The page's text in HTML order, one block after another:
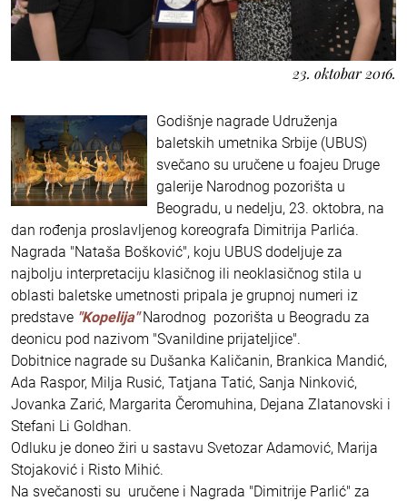
23. oktobar 2016.
Godišnje nagrade Udruženja
baletskih umetnika Srbije (UBUS)
svečano su uručene u foajeu Druge
galerije Narodnog pozorišta u
Beogradu, u nedelju, 23. oktobra, na
dan rođenja proslavljenog koreografa Dimitrija Parlića.
Nagrada "Nataša Bošković", koju UBUS dodeljuje za
najbolju interpretaciju klasičnog ili neoklasičnog stila u
oblasti baletske umetnosti pripala je grupnoj numeri iz
predstave "Kopelija"Narodnog pozorišta u Beogradu za
deonicu pod nazivom "Svanildine prijateljice".
Dobitnice nagrade su Dušanka Kaličanin, Brankica Mandić,
Ada Raspor, Milja Rusić, Tatjana Tatić, Sanja Ninković,
Jovanka Zarić, Margarita Čeromuhina, Dejana Zlatanovski i
Stefani Li Goldhan.
Odluku je doneo žiri u sastavu Svetozar Adamović, Marija
Stojaković i Risto Mihić.
Na svečanosti su uručene i Nagrada "Dimitrije Parlić" za